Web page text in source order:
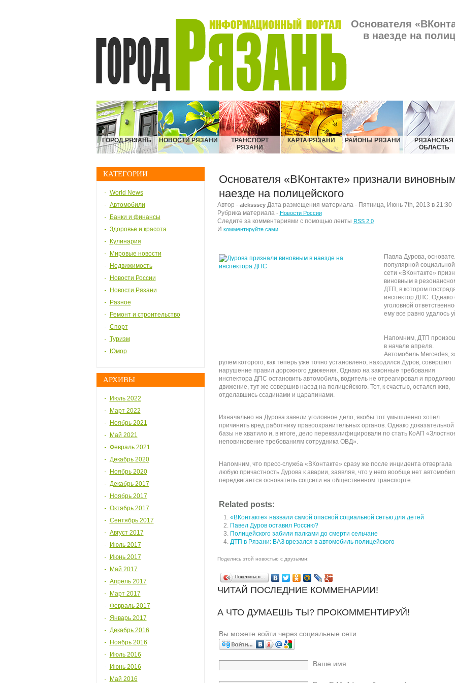
Основателя
в наезде на
ГОРОД РЯЗАНЬ НОВОСТИ РЯЗАНИ
ТРАНСПОРТ
РЯЗАНИ
КАРТА РЯЗАНИ РАЙОНЫ РЯЗАНИ
РЯЗАНСКАЯ
ОБЛАСТЬ
КАТЕГОРИИ
World News
Автомобили
Банки и финансы
Здоровье и красота
Кулинария
Мировые новости
Недвижимость
Новости России
Новости Рязани
Разное
Ремонт и строительство
Спорт
Туризм
Юмор
АРХИВЫ
Июль 2022
Март 2022
Ноябрь 2021
Май 2021
Февраль 2021
Декабрь 2020
Ноябрь 2020
Декабрь 2017
Ноябрь 2017
Октябрь 2017
Сентябрь 2017
Август 2017
Июль 2017
Июнь 2017
Май 2017
Апрель 2017
Март 2017
Февраль 2017
Январь 2017
Декабрь 2016
Ноябрь 2016
Июль 2016
Июнь 2016
Май 2016
Основателя «ВКонтакте» признали
наезде на полицейского
Автор - alekssseyДата размещения материала - Пятница, Июнь 7th, 2013 в 21:30
Рубрика материала - Новости России
Следите за комментариями с помощью ленты RSS 2.0
И комментируйте сами
Павла Дурова,
популярной социальной
сети «ВКонтакте»
виновным в
ДТП, в котором
инспектор ДПС. Однако
уголовной
ему все равно удалось
Напомним, ДТП
в начале апреля.
Автомобиль Mercedes,
рулем которого, как теперь уже точно установлено, находился Дуров, совершил
нарушение правил дорожного движения. Однако на законные требования
инспектора ДПС остановить автомобиль, водитель не отреагировал и
движение, тут же совершив наезд на полицейского. Тот, к счастью, остался жив,
отделавшись ссадинами и царапинами.
Изначально на Дурова завели уголовное дело, якобы тот умышленно хотел
причинить вред работнику правоохранительных органов. Однако доказательной
базы не хватило и, в итоге, дело переквалифицировали по стать КоАП
неповиновение требованиям сотрудника ОВД».
Напомним, что пресс-служба «ВКонтакте» сразу же после инцидента отвергала
любую причастность Дурова к аварии, заявляя, что у него вообще нет
передвигается основатель соцсети на общественном транспорте.
Related posts:
«ВКонтакте» назвали самой опасной социальной сетью для детей
Павел Дуров оставил Россию?
Полицейского забили палками до смерти сельчане
ДТП в Рязани: ВАЗ врезался в автомобиль полицейского
Поделись этой новостью с друзьями:
Поделиться…
ЧИТАЙ ПОСЛЕДНИЕ КОММЕНАРИИ!
А ЧТО ДУМАЕШЬ ТЫ? ПРОКОММЕНТИРУЙ!
Вы можете войти через социальные сети
Ваше имя